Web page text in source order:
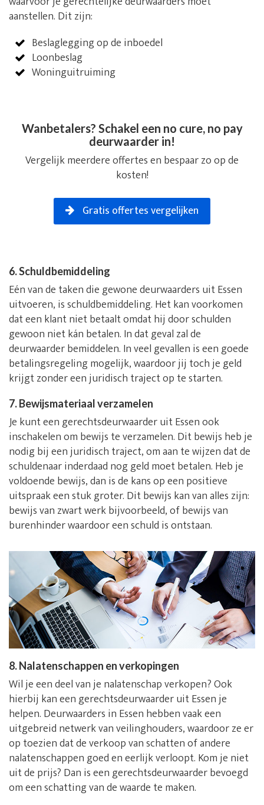
aanstellen. Dit zijn:
Beslaglegging op de inboedel
Loonbeslag
Woninguitruiming
Wanbetalers? Schakel een no cure, no pay
deurwaarder in!
Vergelijk meerdere offertes en bespaar zo op de
kosten!
Gratis offertes vergelijken
6. Schuldbemiddeling
Eén van de taken die gewone deurwaarders uit Essen
uitvoeren, is schuldbemiddeling. Het kan voorkomen
dat een klant niet betaalt omdat hij door schulden
gewoon niet kán betalen. In dat geval zal de
deurwaarder bemiddelen. In veel gevallen is een goede
betalingsregeling mogelijk, waardoor jij toch je geld
krijgt zonder een juridisch traject op te starten.
7. Bewijsmateriaal verzamelen
Je kunt een gerechtsdeurwaarder uit Essen ook
inschakelen om bewijs te verzamelen. Dit bewijs heb je
nodig bij een juridisch traject, om aan te wijzen dat de
schuldenaar inderdaad nog geld moet betalen. Heb je
voldoende bewijs, dan is de kans op een positieve
uitspraak een stuk groter. Dit bewijs kan van alles zijn:
bewijs van zwart werk bijvoorbeeld, of bewijs van
burenhinder waardoor een schuld is ontstaan.
8. Nalatenschappen en verkopingen
Wil je een deel van je nalatenschap verkopen? Ook
hierbij kan een gerechtsdeurwaarder uit Essen je
helpen. Deurwaarders in Essen hebben vaak een
uitgebreid netwerk van veilinghouders, waardoor ze er
op toezien dat de verkoop van schatten of andere
nalatenschappen goed en eerlijk verloopt. Kom je niet
uit de prijs? Dan is een gerechtsdeurwaarder bevoegd
om een schatting van de waarde te maken.